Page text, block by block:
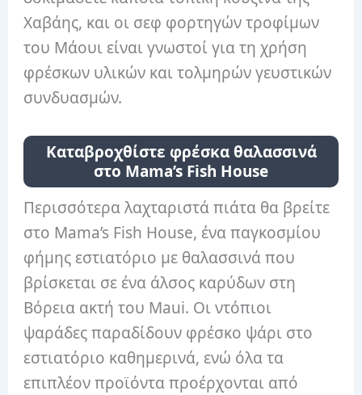
Χαβάης, και οι σεφ φορτηγών τροφίμων
του Μάουι είναι γνωστοί για τη χρήση
φρέσκων υλικών και τολμηρών γευστικών
συνδυασμών.
Καταβροχθίστε φρέσκα θαλασσινά
στο Mama’s Fish House
Περισσότερα λαχταριστά πιάτα θα βρείτε
στο Mama’s Fish House, ένα παγκοσμίου
φήμης εστιατόριο με θαλασσινά που
βρίσκεται σε ένα άλσος καρύδων στη
Βόρεια ακτή του Maui. Οι ντόπιοι
ψαράδες παραδίδουν φρέσκο ​​ψάρι στο
εστιατόριο καθημερινά, ενώ όλα τα
επιπλέον προϊόντα προέρχονται από